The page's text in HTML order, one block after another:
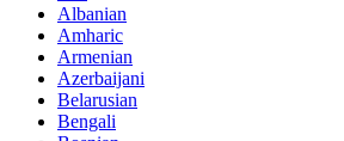
Albanian
Amharic
Armenian
Azerbaijani
Belarusian
Bengali